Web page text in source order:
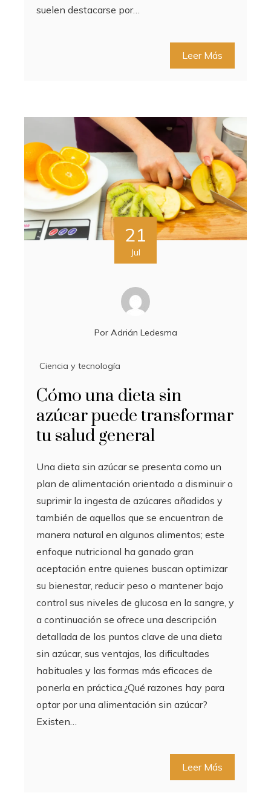
suelen destacarse por…
Leer Más
21
Jul
Por Adrián Ledesma
Ciencia y tecnología
Cómo una dieta sin
azúcar puede transformar
tu salud general
Una dieta sin azúcar se presenta como un
plan de alimentación orientado a disminuir o
suprimir la ingesta de azúcares añadidos y
también de aquellos que se encuentran de
manera natural en algunos alimentos; este
enfoque nutricional ha ganado gran
aceptación entre quienes buscan optimizar
su bienestar, reducir peso o mantener bajo
control sus niveles de glucosa en la sangre, y
a continuación se ofrece una descripción
detallada de los puntos clave de una dieta
sin azúcar, sus ventajas, las dificultades
habituales y las formas más eficaces de
ponerla en práctica.¿Qué razones hay para
optar por una alimentación sin azúcar?
Existen…
Leer Más